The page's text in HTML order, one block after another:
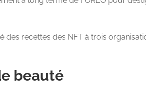
des recettes des NFT à trois
beauté